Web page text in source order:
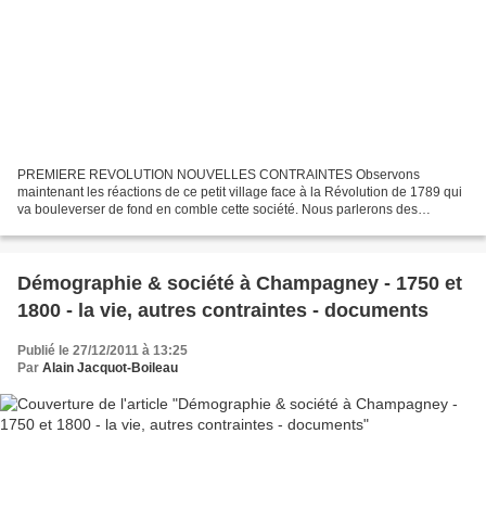
PREMIERE REVOLUTION NOUVELLES CONTRAINTES Observons
maintenant les réactions de ce petit village face à la Révolution de 1789 qui
va bouleverser de fond en comble cette société. Nous parlerons des
Démographie & société à Champagney - 1750 et
1800 - la vie, autres contraintes - documents
Publié le 27/12/2011 à 13:25
Par Alain Jacquot-Boileau